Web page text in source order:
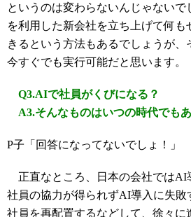
というのは変わらないんじゃない
を利用した新会社を立ち上げて何も
きるという方法もあるでしょうが、
今すぐでも実行可能だと思います。
Q3.AIで社員がくびになる？
A3.そんなものはいつの時代でもあ
P子「回答になってないでしょ！」
正直なところ、日本の会社ではAI
社員の協力が得られずAI導入に失敗
社員を再配置するなどして、徐々に